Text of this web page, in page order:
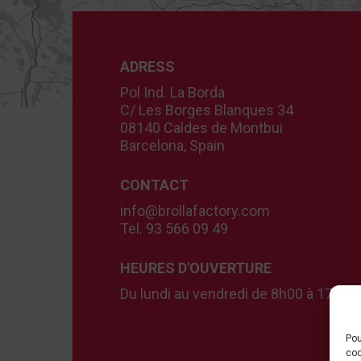
ADRESS
Pol Ind. La Borda
C/ Les Borges Blanques 34
08140 Caldes de Montbui
Barcelona, Spain
CONTACT
info@brollafactory.com
Tel. 93 566 09 49
HEURES D'OUVERTURE
Du lundi au vendredi de 8h00 à 17h00